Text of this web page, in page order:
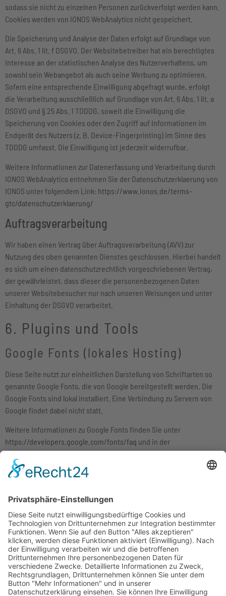
sodass sie nicht zu einzelnen Personen zurückverfolgt werden kann.
Cookies werden von IONOS WebAnalytics nicht gespeichert.
Die Speicherung und Analyse der Daten erfolgt auf Grundlage von
Art. 6 Abs. 1 lit. f DSGVO. Der Websitebetreiber hat ein berechtigtes
Interesse an der statistischen Analyse des Nutzerverhaltens, um
sowohl sein Webangebot als auch seine Werbung zu optimieren.
Sofern eine entsprechende Einwilligung abgefragt wurde, erfolgt
die Verarbeitung ausschließlich auf Grundlage von Art. 6 Abs. 1 lit. a
DSGVO und § 25 Abs. 1 TDDDG, soweit die Einwilligung die
Speicherung von Cookies oder den Zugriff auf Informationen im
Endgerät des Nutzers (z. B. Device-Fingerprinting) im Sinne des
TDDDG umfasst. Die Einwilligung ist jederzeit widerrufbar.
Weitere Informationen zur Datenerfassung und Verarbeitung durch
IONOS WebAnalytics entnehmen Sie der Datenschutzerklaerung von
IONOS unter folgendem Link: https://www.ionos.de/terms-
gtc/datenschutzerklaerung/
Auftragsverarbeitung
Wir haben einen Vertrag über Auftragsverarbeitung (AVV) zur
Nutzung des oben genannten Dienstes geschlossen. Hierbei handelt
es sich um einen datenschutzrechtlich vorgeschriebenen Vertrag,
der gewährleistet, dass dieser die personenbezogenen Daten
unserer Websitebesucher nur nach unseren Weisungen und unter
Einhaltung der DSGVO verarbeitet.
6. Plugins und Tools
Google Fonts (lokales Hosting)
Diese Seite nutzt zur einheitlichen Darstellung von Schriftarten so
genannte Google Fonts, die von Google bereitgestellt werden. Die
Google Fonts sind lokal installiert. Eine Verbindung zu Servern von
Google findet dabei nicht statt.
Weitere Informationen zu Google Fonts finden Sie unter
https://developers.google.com/fonts/faq und in der
Datenschutzerklärung von Google:
https://policies.google.com/privacy?hl=de
Büro Düsseldorf
Steinstraße 34
WEG-Verwaltung|Miet-
Verwaltung|Immobiliencheck
|Mieter-Bereich
Unternehmen|Kontakt|